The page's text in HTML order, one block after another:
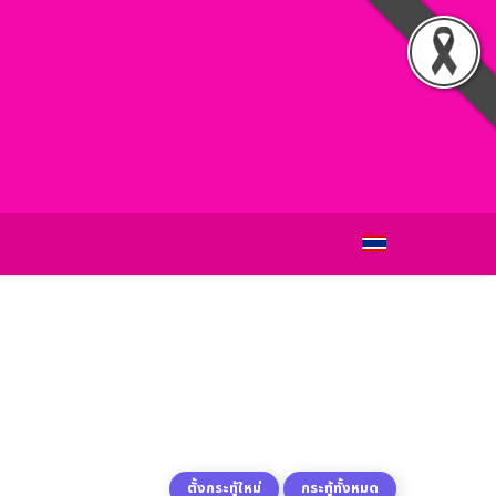
ตั้งกระทู้ใหม่ กระทู้ทั้งหมด